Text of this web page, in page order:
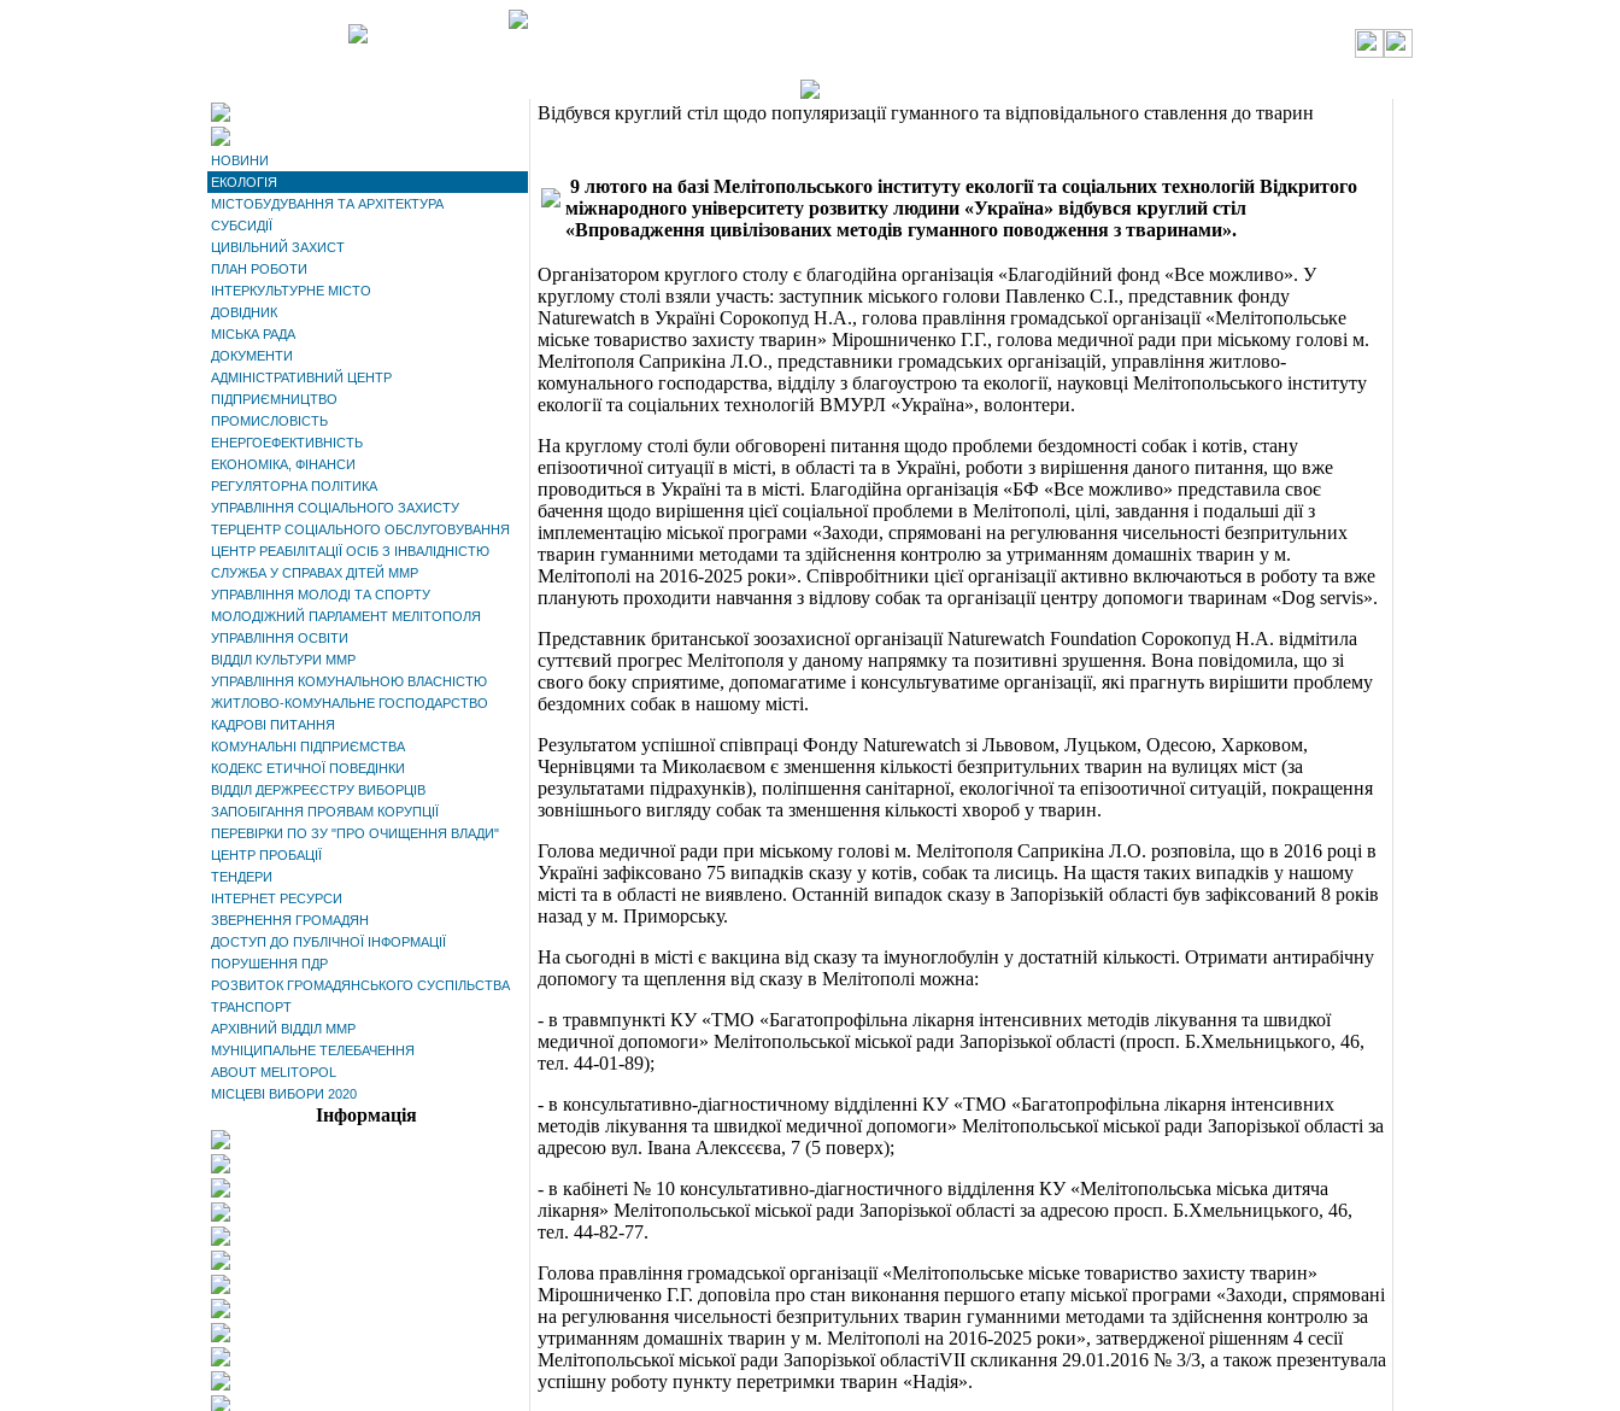
НОВИНИ
ЕКОЛОГІЯ
МІСТОБУДУВАННЯ ТА АРХІТЕКТУРА
СУБСИДІЇ
ЦИВІЛЬНИЙ ЗАХИСТ
ПЛАН РОБОТИ
ІНТЕРКУЛЬТУРНЕ МІСТО
ДОВІДНИК
МІСЬКА РАДА
ДОКУМЕНТИ
АДМІНІСТРАТИВНИЙ ЦЕНТР
ПІДПРИЄМНИЦТВО
ПРОМИСЛОВІСТЬ
ЕНЕРГОЕФЕКТИВНІСТЬ
ЕКОНОМІКА, ФІНАНСИ
РЕГУЛЯТОРНА ПОЛІТИКА
УПРАВЛІННЯ СОЦІАЛЬНОГО ЗАХИСТУ
ТЕРЦЕНТР СОЦІАЛЬНОГО ОБСЛУГОВУВАННЯ
ЦЕНТР РЕАБІЛІТАЦІЇ ОСІБ З ІНВАЛІДНІСТЮ
СЛУЖБА У СПРАВАХ ДІТЕЙ ММР
УПРАВЛІННЯ МОЛОДІ ТА СПОРТУ
МОЛОДІЖНИЙ ПАРЛАМЕНТ МЕЛІТОПОЛЯ
УПРАВЛІННЯ ОСВІТИ
ВІДДІЛ КУЛЬТУРИ ММР
УПРАВЛІННЯ КОМУНАЛЬНОЮ ВЛАСНІСТЮ
ЖИТЛОВО-КОМУНАЛЬНЕ ГОСПОДАРСТВО
КАДРОВІ ПИТАННЯ
КОМУНАЛЬНІ ПІДПРИЄМСТВА
КОДЕКС ЕТИЧНОЇ ПОВЕДІНКИ
ВІДДІЛ ДЕРЖРЕЄСТРУ ВИБОРЦІВ
ЗАПОБІГАННЯ ПРОЯВАМ КОРУПЦІЇ
ПЕРЕВІРКИ ПО ЗУ "ПРО ОЧИЩЕННЯ ВЛАДИ"
ЦЕНТР ПРОБАЦІЇ
ТЕНДЕРИ
ІНТЕРНЕТ РЕСУРСИ
ЗВЕРНЕННЯ ГРОМАДЯН
ДОСТУП ДО ПУБЛІЧНОЇ ІНФОРМАЦІЇ
ПОРУШЕННЯ ПДР
РОЗВИТОК ГРОМАДЯНСЬКОГО СУСПІЛЬСТВА
ТРАНСПОРТ
АРХІВНИЙ ВІДДІЛ ММР
МУНІЦИПАЛЬНЕ ТЕЛЕБАЧЕННЯ
ABOUT MELITOPOL
МІСЦЕВІ ВИБОРИ 2020
Інформація
Відбувся круглий стіл щодо популяризації гуманного та відповідального ставлення до тварин
9 лютого на базі Мелітопольського інституту екології та соціальних технологій Відкритого
міжнародного університету розвитку людини «Україна» відбувся круглий стіл
«Впровадження цивілізованих методів гуманного поводження з тваринами».
Організатором круглого столу є благодійна організація «Благодійний фонд «Все можливо». У
круглому столі взяли участь: заступник міського голови Павленко С.І., представник фонду
Naturewatch в Україні Сорокопуд Н.А., голова правління громадської організації «Мелітопольське
міське товариство захисту тварин» Мірошниченко Г.Г., голова медичної ради при міському голові м.
Мелітополя Саприкіна Л.О., представники громадських організацій, управління житлово-
комунального господарства, відділу з благоустрою та екології, науковці Мелітопольського інституту
екології та соціальних технологій ВМУРЛ «Україна», волонтери.
На круглому столі були обговорені питання щодо проблеми бездомності собак і котів, стану
епізоотичної ситуації в місті, в області та в Україні, роботи з вирішення даного питання, що вже
проводиться в Україні та в місті. Благодійна організація «БФ «Все можливо» представила своє
бачення щодо вирішення цієї соціальної проблеми в Мелітополі, цілі, завдання і подальші дії з
імплементацію міської програми «Заходи, спрямовані на регулювання чисельності безпритульних
тварин гуманними методами та здійснення контролю за утриманням домашніх тварин у м.
Мелітополі на 2016-2025 роки». Співробітники цієї організації активно включаються в роботу та вже
планують проходити навчання з відлову собак та організації центру допомоги тваринам «Dog servis».
Представник британської зоозахисної організації Naturewatch Foundation Сорокопуд Н.А. відмітила
суттєвий прогрес Мелітополя у даному напрямку та позитивні зрушення. Вона повідомила, що зі
свого боку сприятиме, допомагатиме і консультуватиме організації, які прагнуть вирішити проблему
бездомних собак в нашому місті.
Результатом успішної співпраці Фонду Naturewatch зі Львовом, Луцьком, Одесою, Харковом,
Чернівцями та Миколаєвом є зменшення кількості безпритульних тварин на вулицях міст (за
результатами підрахунків), поліпшення санітарної, екологічної та епізоотичної ситуацій, покращення
зовнішнього вигляду собак та зменшення кількості хвороб у тварин.
Голова медичної ради при міському голові м. Мелітополя Саприкіна Л.О. розповіла, що в 2016 році в
Україні зафіксовано 75 випадків сказу у котів, собак та лисиць. На щастя таких випадків у нашому
місті та в області не виявлено. Останній випадок сказу в Запорізькій області був зафіксований 8 років
назад у м. Приморську.
На сьогодні в місті є вакцина від сказу та імуноглобулін у достатній кількості. Отримати антирабічну
допомогу та щеплення від сказу в Мелітополі можна:
- в травмпункті КУ «ТМО «Багатопрофільна лікарня інтенсивних методів лікування та швидкої
медичної допомоги» Мелітопольської міської ради Запорізької області (просп. Б.Хмельницького, 46,
тел. 44-01-89);
- в консультативно-діагностичному відділенні КУ «ТМО «Багатопрофільна лікарня інтенсивних
методів лікування та швидкої медичної допомоги» Мелітопольської міської ради Запорізької області за
адресою вул. Івана Алексєєва, 7 (5 поверх);
- в кабінеті № 10 консультативно-діагностичного відділення КУ «Мелітопольська міська дитяча
лікарня» Мелітопольської міської ради Запорізької області за адресою просп. Б.Хмельницького, 46,
тел. 44-82-77.
Голова правління громадської організації «Мелітопольське міське товариство захисту тварин»
Мірошниченко Г.Г. доповіла про стан виконання першого етапу міської програми «Заходи, спрямовані
на регулювання чисельності безпритульних тварин гуманними методами та здійснення контролю за
утриманням домашніх тварин у м. Мелітополі на 2016-2025 роки», затвердженої рішенням 4 сесії
Мелітопольської міської ради Запорізької областіVІІ скликання 29.01.2016 № 3/3, а також презентувала
успішну роботу пункту перетримки тварин «Надія».